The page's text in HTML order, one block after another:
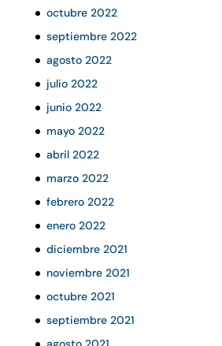
octubre 2022
septiembre 2022
agosto 2022
julio 2022
junio 2022
mayo 2022
abril 2022
marzo 2022
febrero 2022
enero 2022
diciembre 2021
noviembre 2021
octubre 2021
septiembre 2021